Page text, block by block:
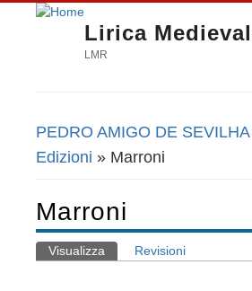
Lirica
LMR
Tu sei qui
PEDRO AMIGO DE SEVILHA
Edizioni » Marroni
Marroni
Schede primarie
Visualizza (scheda attiva)
Revisioni